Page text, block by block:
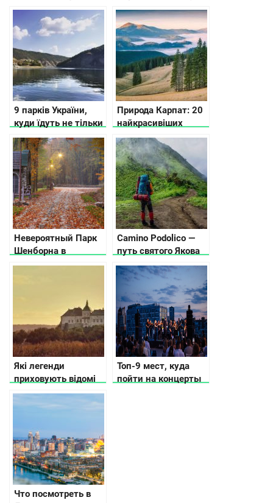
про Західну Україну
числа оживают
9 парків України,
куди їдуть не тільки
за природою і
красивим
ландшафтом
Природа Карпат: 20
найкрасивіших
місць українських
Карпат, щоб
відвідати цього року
Невероятный Парк
Шенборна в
Карпатах (фото и
Camino Podolico —
путь святого Якова
Які легенди
приховують відомі
замки України
Топ-9 мест, куда
пойти на концерты
Что посмотреть в